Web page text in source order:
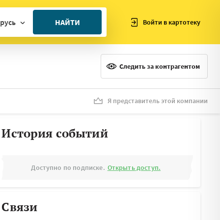
НАЙТИ Войти в картотеку
Следить за контрагентом
Я представитель этой компании
История событий
Доступно по подписке. Открыть доступ.
Связи